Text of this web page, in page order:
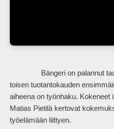
toisen tuotantokauden
aiheena on työnhaku. Kokeneet
Matias Pietilä kertovat
työelämään liittyen.